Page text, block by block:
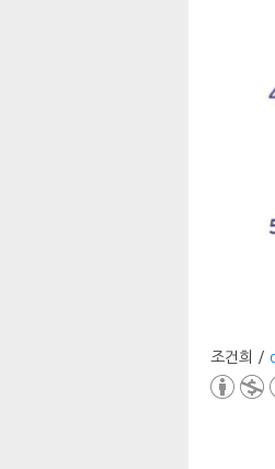
조건희 /